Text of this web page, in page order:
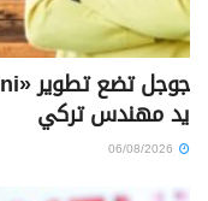
يد مهندس تركي